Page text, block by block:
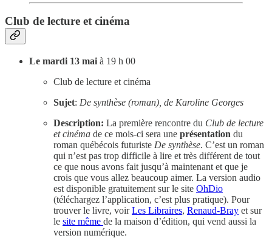
Club de lecture et cinéma
Le mardi 13 mai à 19 h 00
Club de lecture et cinéma
Sujet: De synthèse (roman), de Karoline Georges
Description: La première rencontre du Club de lecture
et cinéma de ce mois-ci sera une présentation du
roman québécois futuriste De synthèse. C’est un roman
qui n’est pas trop difficile à lire et très différent de tout
ce que nous avons fait jusqu’à maintenant et que je
crois que vous allez beaucoup aimer. La version audio
est disponible gratuitement sur le site OhDio
(téléchargez l’application, c’est plus pratique). Pour
trouver le livre, voirLes Libraires, Renaud-Bray et sur
le site même de la maison d’édition, qui vend aussi la
version numérique.